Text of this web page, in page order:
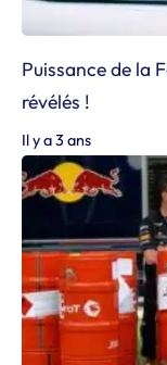
Puissance de la
révélés !
Il y a 3 ans